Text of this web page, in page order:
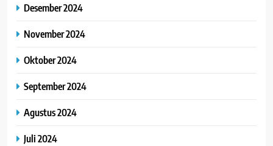
Desember 2024
November 2024
Oktober 2024
September 2024
Agustus 2024
Juli 2024